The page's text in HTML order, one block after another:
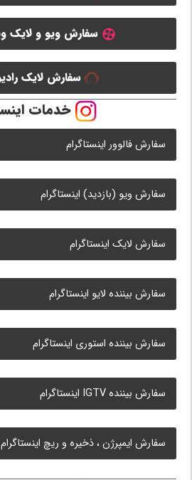
سفارش ویو و لایک
سفارش لایک
خدمات
سفارش فالوور اینستاگرام
سفارش ویو (بازدید) اینستاگرام
سفارش لایک اینستاگرام
سفارش بیننده لایو اینستاگرام
سفارش بیننده استوری اینستاگرام
سفارش بیننده IGTV اینستاگرام
سفارش ایمپرژن ، ذخیره و ریچ اینستاگرام